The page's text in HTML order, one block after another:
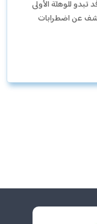
للوهلة الأولى
عن اضطرابات